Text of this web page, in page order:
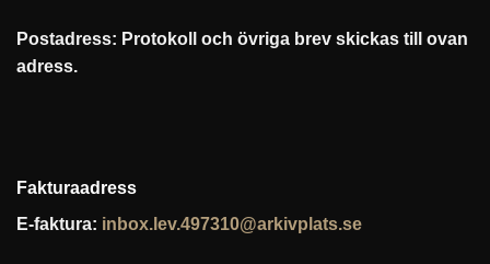
Postadress: Protokoll och övriga brev skickas till ovan
adress.
Fakturaadress
E-faktura: inbox.lev.497310@arkivplats.se